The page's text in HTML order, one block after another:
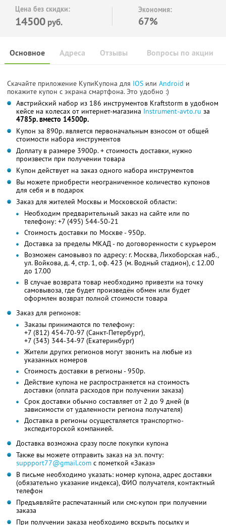
Цена без скидки:
14500 руб.
Экономия:
67%
Основное Отзывы Вопросы по акции
Адреса
Скачайте приложение КупиКупона для IOS или Android и
покажите купон с экрана смартфона. Это удобно :)
Австрийский набор из 186 инструментов Kraftstorm в удобном
кейсе на колесах от интернет-магазина Instrument-avto.ru за
4785р. вместо 14500р.
Купон за 890р. является первоначальным взносом от общей
стоимости набора инструментов
Доплату в размере 3900р. + стоимость доставки, нужно
произвести при получении товара
Купон действует на заказ одного набора инструментов
Вы можете приобрести неограниченное количество купонов
для себя и в подарок
Заказ для жителей Москвы и Московской области:
Необходим предварительный заказ на сайте или по
телефону: +7 (495) 544-50-21
Стоимость доставки по Москве - 950р.
Доставка за пределы МКАД - по договоренности с курьером
Возможен самовывоз по адресу: г. Москва, Лихоборская наб.,
ул. Войкова, д. 4, стр. 1, оф. 423 (м. Водный стадион), с 12.00
до 17.00
В случае возврата товар необходимо привезти на точку
самовывоза, где будет произведён обмен или будет
оформлен возврат полной стоимости товара
Заказ для регионов:
Заказы принимаются по телефону:
+7 (812) 454-70-97 (Санкт-Петербург),
+7 (343) 344-34-97 (Екатеринбург)
Жители других регионов могут звонить на любые из
указанных номеров
Стоимость доставки в регионы - 950р.
Действие купона не распространяется на стоимость
доставки (оплата расходов при получении заказа)
Срок доставки обычно составляет от 2 до 9 дней (в
зависимости от удаленности региона получателя)
Доставка в регионы осуществляется транспортно-
экспедиторской компанией.
Доставка возможна сразу после покупки купона
Также вы можете отправить заказ на эл. почту:
suppport77@gmail.com с пометкой «Заказ»
В письме необходимо указать: номер купона, адрес доставки
(обязательно указание индекса), ФИО получателя, контактный
телефон
Предъявляйте распечатанный или смс-купон при получении
заказа
При получении заказа необходимо вскрыть посылку и